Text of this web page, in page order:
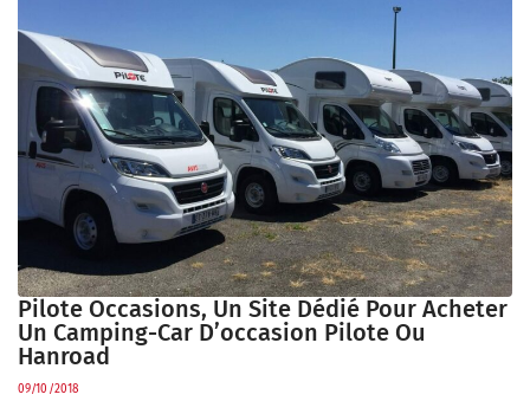
Pilote Occasions, Un Site Dédié Pour Acheter
Un Camping-Car D’occasion Pilote Ou
Hanroad
09/10/2018